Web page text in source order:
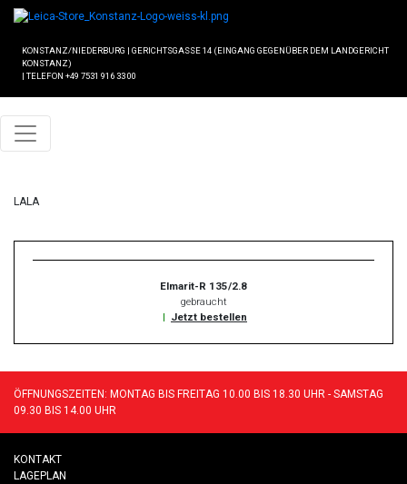
KONSTANZ/NIEDERBURG | GERICHTSGASSE 14 (EINGANG GEGENÜBER DEM LANDGERICHT
KONSTANZ)
| TELEFON +49 7531 916 33 00
LALA
Elmarit-R 135/2.8
gebraucht
| Jetzt bestellen
ÖFFNUNGSZEITEN: MONTAG BIS FREITAG 10.00 BIS 18.30 UHR - SAMSTAG
09.30 BIS 14.00 UHR
KONTAKT
LAGEPLAN